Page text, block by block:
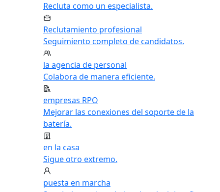
Recluta como un especialista.
Reclutamiento profesional
Seguimiento completo de candidatos.
la agencia de personal
Colabora de manera eficiente.
empresas RPO
Mejorar las conexiones del soporte de la
batería.
en la casa
Sigue otro extremo.
puesta en marcha